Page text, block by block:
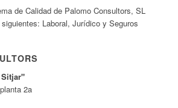
de Calidad de Palomo Consultors, SL
Laboral, Jurídico y Seguros
2a